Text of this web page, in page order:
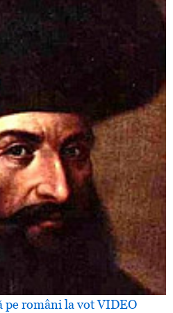
pe români la vot VIDEO